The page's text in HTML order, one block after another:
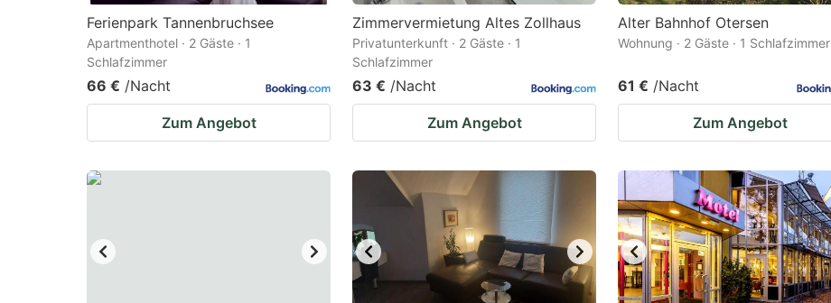
for
changing
dates.
changing
dates.
Ferienpark Tannenbruchsee
Apartmenthotel · 2 Gäste · 1
Schlafzimmer
66 € /Nacht
Zum Angebot
Zimmervermietung Altes Zollhaus
Privatunterkunft · 2 Gäste · 1
Schlafzimmer
63 € /Nacht
Zum Angebot
Alter Bahnhof Otersen
Wohnung · 2 Gäste · 1 Schlafzimmer
61 € /Nacht
Zum Angebot